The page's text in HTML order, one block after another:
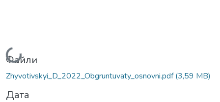
Вантажиться...
Файли
Zhyvotivskyi_D_2022_Obgruntuvaty_osnovni.pdf(3,59 MB)
Дата